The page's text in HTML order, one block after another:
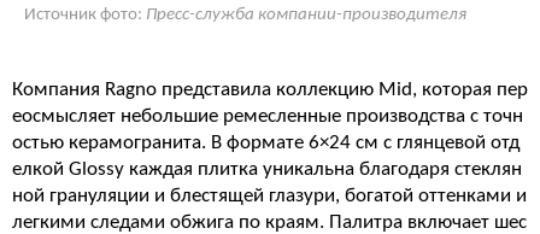
Источник фото: Пресс-служба компании-производителя
Компания Ragno представила коллекцию Mid, которая пер
еосмысляет небольшие ремесленные производства с точн
остью керамогранита. В формате 6×24 см с глянцевой отд
елкой Glossy каждая плитка уникальна благодаря стеклян
ной грануляции и блестящей глазури, богатой оттенками и
легкими следами обжига по краям. Палитра включает шес